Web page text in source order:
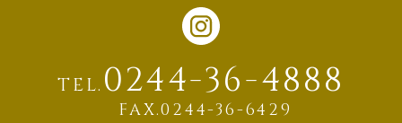
TEL. 0244-36-4888
FAX.0244-36-6429